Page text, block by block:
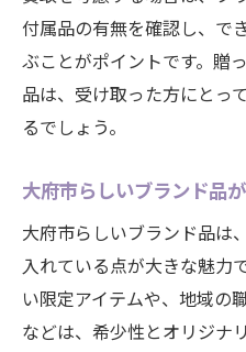
付属品の有無を確認し、で
ぶことがポイントです。贈
品は、受け取った方にとっ
るでしょう。
大府市らしいブランド品
大府市らしいブランド品は
入れている点が大きな魅力
い限定アイテムや、地域の
などは、希少性とオリジナ